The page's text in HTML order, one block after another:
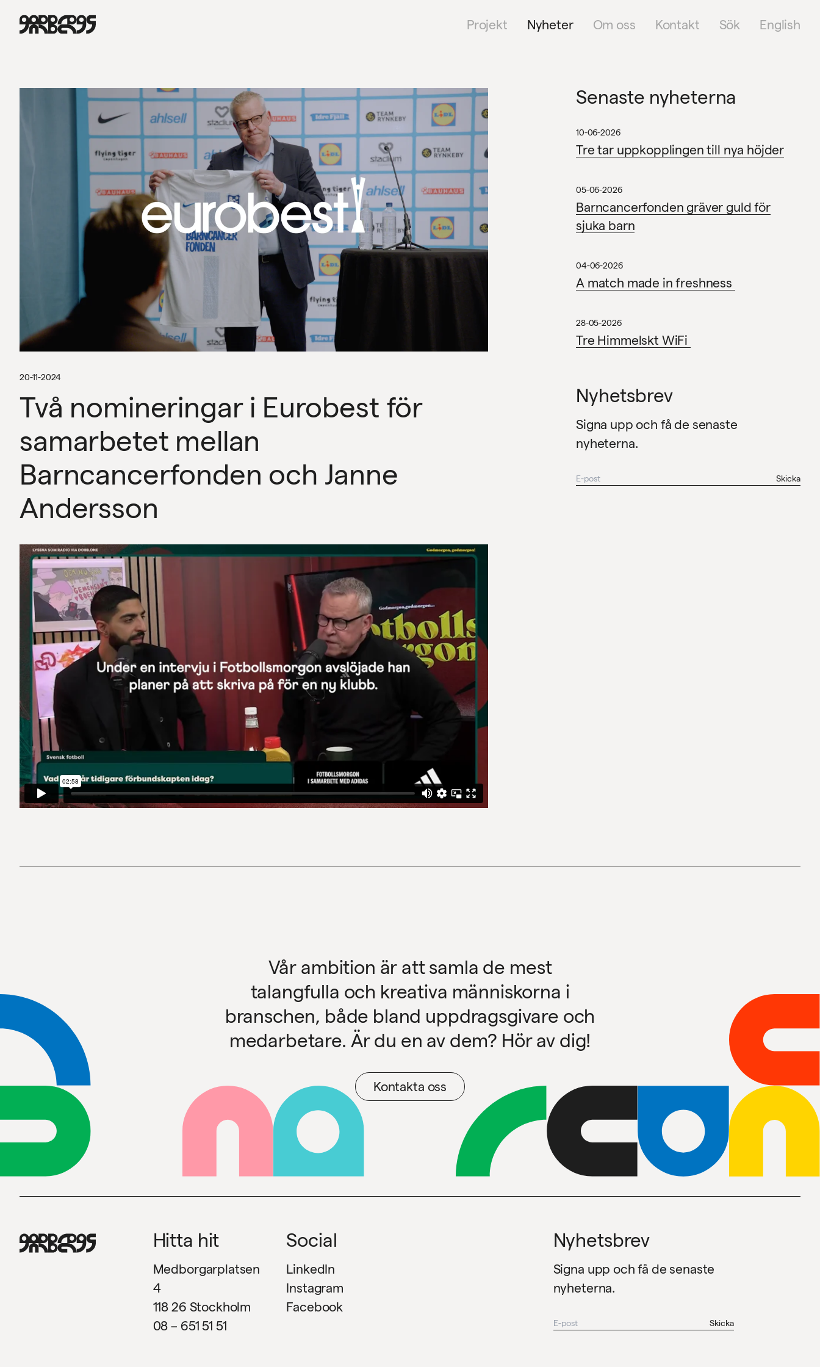
Projekt Nyheter Om oss Kontakt Sök English
Projekt
Om oss
Sök
English
20-11-2024
Två nomineringar i Eurobest för
samarbetet mellan
Barncancerfonden och Janne
Andersson
Senaste nyheterna
10-06-2026
Tre tar uppkopplingen till nya höjder
05-06-2026
Barncancerfonden gräver guld för
sjuka barn
04-06-2026
A match made in freshness
28-05-2026
Tre Himmelskt WiFi
Nyhetsbrev
Signa upp och få de senaste
nyheterna.
Vår ambition är att samla de mest
talangfulla och kreativa människorna i
branschen, både bland uppdragsgivare och
medarbetare. Är du en av dem? Hör av dig!
Kontakta oss
Hitta hit
Medborgarplatsen
4
118 26 Stockholm
08 – 651 51 51
Social
LinkedIn
Instagram
Facebook
Nyhetsbrev
Signa upp och få de senaste
nyheterna.